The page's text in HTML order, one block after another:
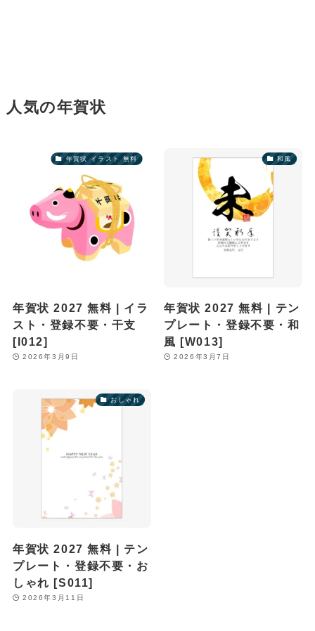
人気の年賀状
年賀状 イラスト 無料
年賀状 2027 無料 | イラ
スト・登録不要・干支
[I012]
2026年3月9日
和風
年賀状 2027 無料 | テン
プレート・登録不要・和
風 [W013]
2026年3月7日
おしゃれ
年賀状 2027 無料 | テン
プレート・登録不要・お
しゃれ [S011]
2026年3月11日